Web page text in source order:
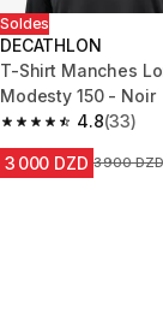
Soldes
DECATHLON
T-Shirt Manches
Modesty 150 - Noir
4.8
4.8 out of 5 stars
(33)
3 000 DZD Prix avant
3 900 DZD